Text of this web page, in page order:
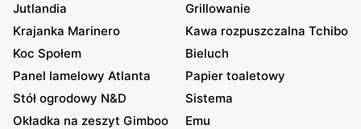
Jutlandia
Grillowanie
Krajanka Marinero
Kawa rozpuszczalna Tchibo
Koc Społem
Bieluch
Panel lamelowy Atlanta
Papier toaletowy
Stół ogrodowy N&D
Sistema
Okładka na zeszyt Gimboo
Emu